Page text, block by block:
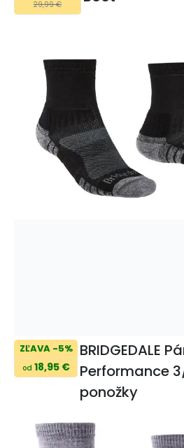
29,99 €
ZĽAVA -5%
od 18,95 €
BRIDGEDALE
Performance
ponožky